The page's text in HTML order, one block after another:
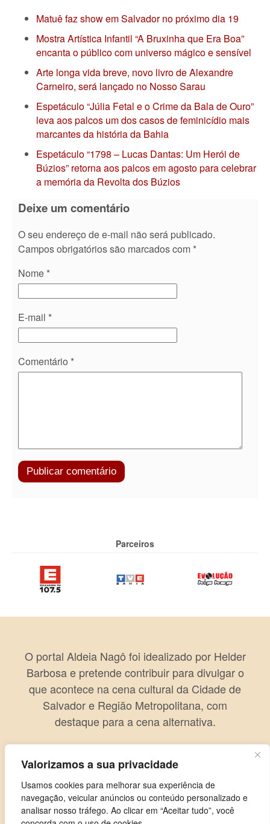
Valorizamos a sua privacidade
Usamos cookies para melhorar sua experiência de
navegação, veicular anúncios ou conteúdo personalizado e
analisar nosso tráfego. Ao clicar em “Aceitar tudo”, você
Matuê faz show em Salvador no próximo dia 19
Mostra Artística Infantil “A Bruxinha que Era Boa”
encanta o público com universo mágico e sensível
Arte longa vida breve, novo livro de Alexandre
Carneiro, será lançado no Nosso Sarau
Espetáculo “Júlia Fetal e o Crime da Bala de Ouro”
leva aos palcos um dos casos de feminicídio mais
marcantes da história da Bahia
Espetáculo “1798 – Lucas Dantas: Um Herói de
Búzios” retorna aos palcos em agosto para celebrar
a memória da Revolta dos Búzios
Deixe um comentário
O seu endereço de e-mail não será publicado.
Campos obrigatórios são marcados com *
Nome *
E-mail *
Comentário *
Parceiros
O portal Aldeia Nagô foi idealizado por Helder
Barbosa e pretende contribuir para divulgar o
que acontece na cena cultural da Cidade de
Salvador e Região Metropolitana, com
destaque para a cena alternativa.